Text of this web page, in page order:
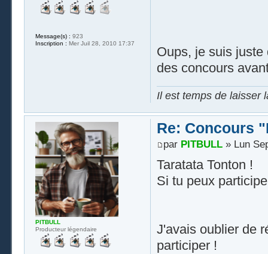
Oups, je suis
des concours
Il est temps de laisser
Message(s) : 923
Inscription : Mer Juil 28, 2010 17:37
Re: Concours
par PITBULL» Lun
Taratata Tonton !
Si tu peux
J'avais oublier de
participer !
PITBULL
Producteur légendaire